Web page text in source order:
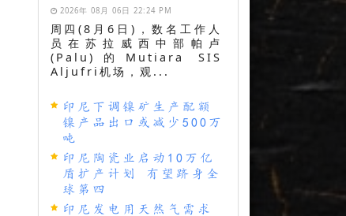
2026年 08月 06日 22:24 PM
周四(8月6日)，数名工作人
员在苏拉威西中部帕卢
(Palu)的Mutiara SIS
Aljufri机场，观...
印尼下调镍矿生产配额
镍产品出口或减少500万
吨
印尼陶瓷业启动10万亿
盾扩产计划 有望跻身全
球第四
印尼发电用天然气需求